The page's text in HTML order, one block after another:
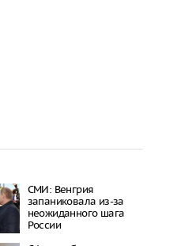
СМИ: Венгрия
запаниковала из-за
неожиданного шага
России